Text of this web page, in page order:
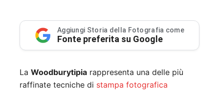
Aggiungi Storia della Fotografia come
Fonte preferita su Google
La Woodburytipia rappresenta una delle più
raffinate tecniche di stampa fotografica